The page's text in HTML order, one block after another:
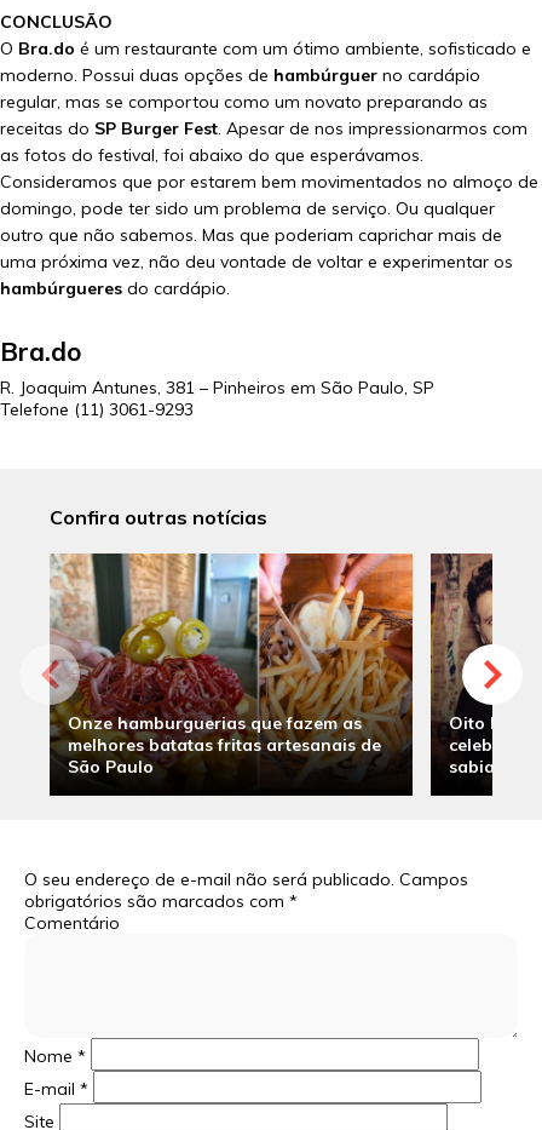
CONCLUSÃO
O Bra.do é um restaurante com um ótimo ambiente, sofisticado e
moderno. Possui duas opções de hambúrguer no cardápio
regular, mas se comportou como um novato preparando as
receitas do SP Burger Fest . Apesar de nos impressionarmos com
as fotos do festival, foi abaixo do que esperávamos.
Consideramos que por estarem bem movimentados no almoço de
domingo, pode ter sido um problema de serviço. Ou qualquer
outro que não sabemos. Mas que poderiam caprichar mais de
uma próxima vez, não deu vontade de voltar e experimentar os
hambúrgueres do cardápio.
Bra.do
R. Joaquim Antunes, 381 – Pinheiros em São Paulo SP
Telefone (11) 3061-9293
Confira outras notícias
Onze hamburguerias que fazem as
melhores batatas fritas artesanais de
São Paulo
Oito
sabia
O seu endereço de e-mail não será publicado. Campos
obrigatórios são marcados com *
Comentário
Nome *
E-mail *
Site